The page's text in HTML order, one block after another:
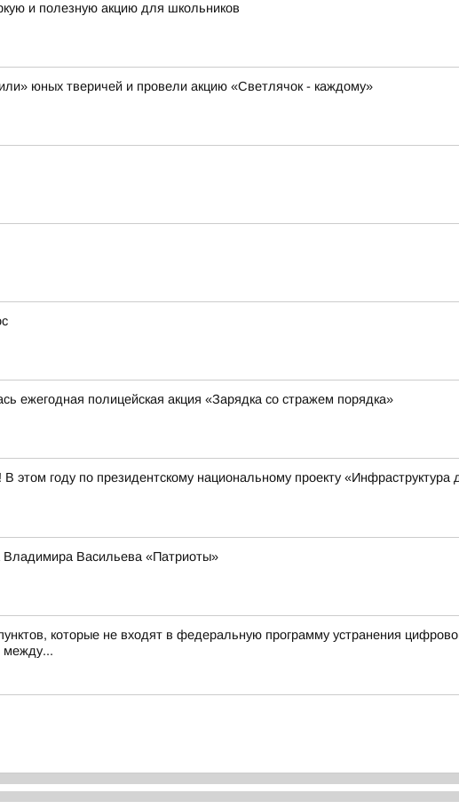
и полезную акцию для школьников
юных тверичей и провели акцию «Светлячок - каждому»
ежегодная полицейская акция «Зарядка со стражем порядка»
году по президентскому национальному проекту «Инфраструктура
Владимира Васильева «Патриоты»
которые не входят в федеральную программу устранения
между...